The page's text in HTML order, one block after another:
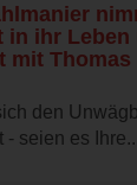
in ihr Leben
mit Thomas
den
- seien es